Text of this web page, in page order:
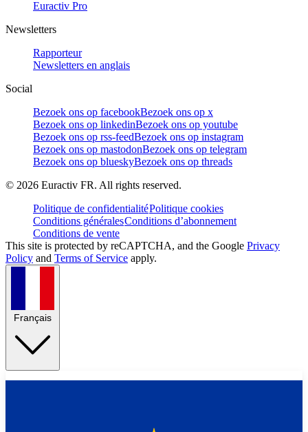
Euractiv Pro
Newsletters
Rapporteur
Newsletters en anglais
Social
Bezoek ons op facebookBezoek ons op x
Bezoek ons op linkedinBezoek ons op youtube
Bezoek ons op rss-feedBezoek ons op instagram
Bezoek ons op mastodonBezoek ons op telegram
Bezoek ons op blueskyBezoek ons op threads
© 2026 Euractiv FR. All rights reserved.
Politique de confidentialitéPolitique cookies
Conditions généralesConditions d’abonnement
Conditions de vente
This site is protected by reCAPTCHA, and the Google Privacy
Policy and Terms of Service apply.
Français